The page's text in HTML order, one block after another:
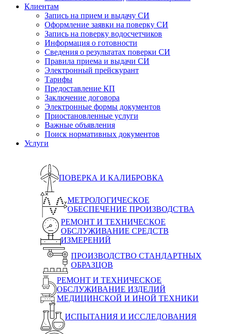
Клиентам
Запись на прием и выдачу СИ
Оформление заявки на поверку СИ
Запись на поверку водосчетчиков
Информация о готовности
Сведения о результатах поверки СИ
Правила приема и выдачи СИ
Электронный прейскурант
Тарифы
Предоставление КП
Заключение договора
Электронные формы документов
Приостановленные услуги
Важные объявления
Поиск нормативных документов
Услуги
ПОВЕРКА И КАЛИБРОВКА
МЕТРОЛОГИЧЕСКОЕ
ОБЕСПЕЧЕНИЕ ПРОИЗВОДСТВА
РЕМОНТ И ТЕХНИЧЕСКОЕ
ОБСЛУЖИВАНИЕ СРЕДСТВ
ИЗМЕРЕНИЙ
ПРОИЗВОДСТВО СТАНДАРТНЫХ
ОБРАЗЦОВ
РЕМОНТ И ТЕХНИЧЕСКОЕ
ОБСЛУЖИВАНИЕ ИЗДЕЛИЙ
МЕДИЦИНСКОЙ И ИНОЙ ТЕХНИКИ
ИСПЫТАНИЯ И ИССЛЕДОВАНИЯ